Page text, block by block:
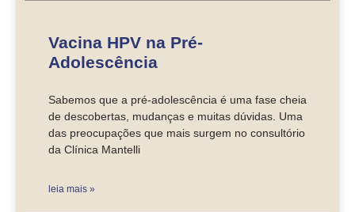
Vacina HPV na Pré-
Adolescência
Sabemos que a pré-adolescência é uma fase cheia
de descobertas, mudanças e muitas dúvidas. Uma
das preocupações que mais surgem no consultório
da Clínica Mantelli
leia mais »